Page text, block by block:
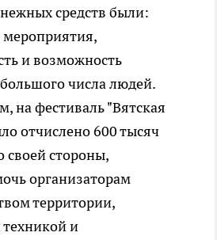
средств были:
мероприятия,
и возможность
числа людей.
на фестиваль "Вятская
отчислено 600 тысяч
своей стороны,
организаторам
территории,
техникой и